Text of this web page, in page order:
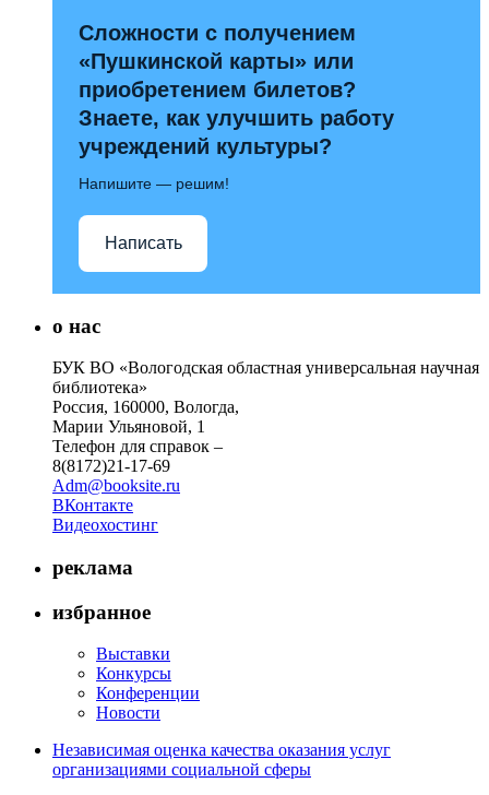
Сложности с получением
«Пушкинской карты» или
приобретением билетов?
Знаете, как улучшить работу
учреждений культуры?
Напишите — решим!
Написать
о нас
БУК ВО «Вологодская областная универсальная научная
библиотека»
Россия, 160000, Вологда,
Марии Ульяновой, 1
Телефон для справок –
8(8172)21-17-69
Adm@booksite.ru
ВКонтакте
Видеохостинг
реклама
избранное
Выставки
Конкурсы
Конференции
Новости
Независимая оценка качества оказания услуг
организациями социальной сферы